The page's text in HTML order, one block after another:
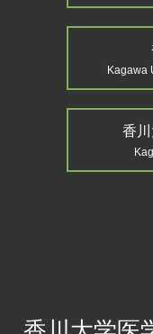
Kagawa
香